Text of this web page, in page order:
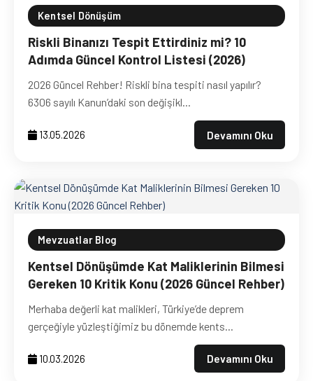
Kentsel Dönüşüm
Riskli Binanızı Tespit Ettirdiniz mi? 10
Adımda Güncel Kontrol Listesi (2026)
2026 Güncel Rehber! Riskli bina tespiti nasıl yapılır?
6306 sayılı Kanun’daki son değişikl...
13.05.2026 Devamını Oku
Mevzuatlar Blog
Kentsel Dönüşümde Kat Maliklerinin Bilmesi
Gereken 10 Kritik Konu (2026 Güncel Rehber)
Merhaba değerli kat malikleri, Türkiye’de deprem
gerçeğiyle yüzleştiğimiz bu dönemde kents...
10.03.2026 Devamını Oku